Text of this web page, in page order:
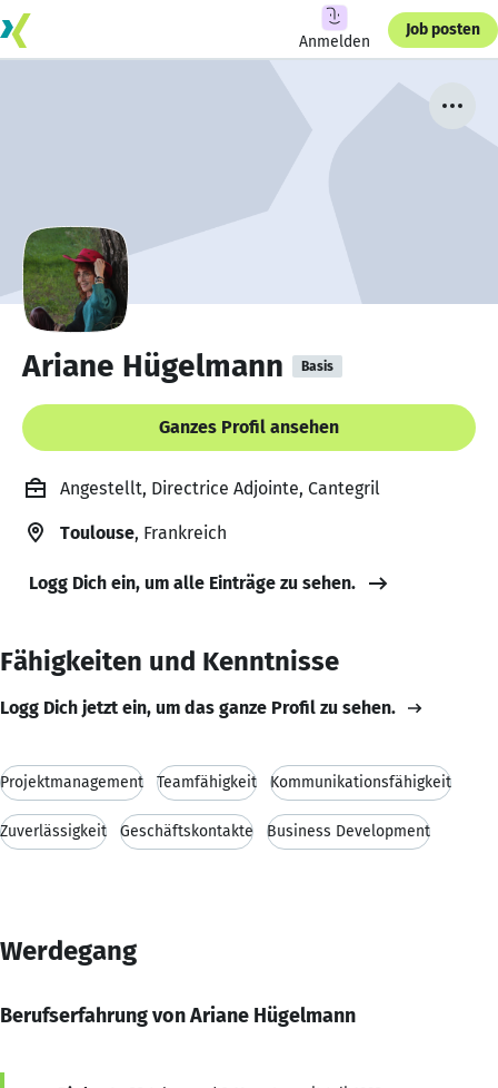
Anmelden
Job posten
Ariane Hügelmann Basis
Ganzes Profil ansehen
Angestellt, Directrice Adjointe, Cantegril
Toulouse, Frankreich
Logg Dich ein, um alle Einträge zu sehen.
Fähigkeiten und Kenntnisse
Logg Dich jetzt ein, um das ganze Profil zu sehen.
Projektmanagement Teamfähigkeit Kommunikationsfähigkeit
Zuverlässigkeit Geschäftskontakte Business Development
Werdegang
Berufserfahrung von Ariane Hügelmann